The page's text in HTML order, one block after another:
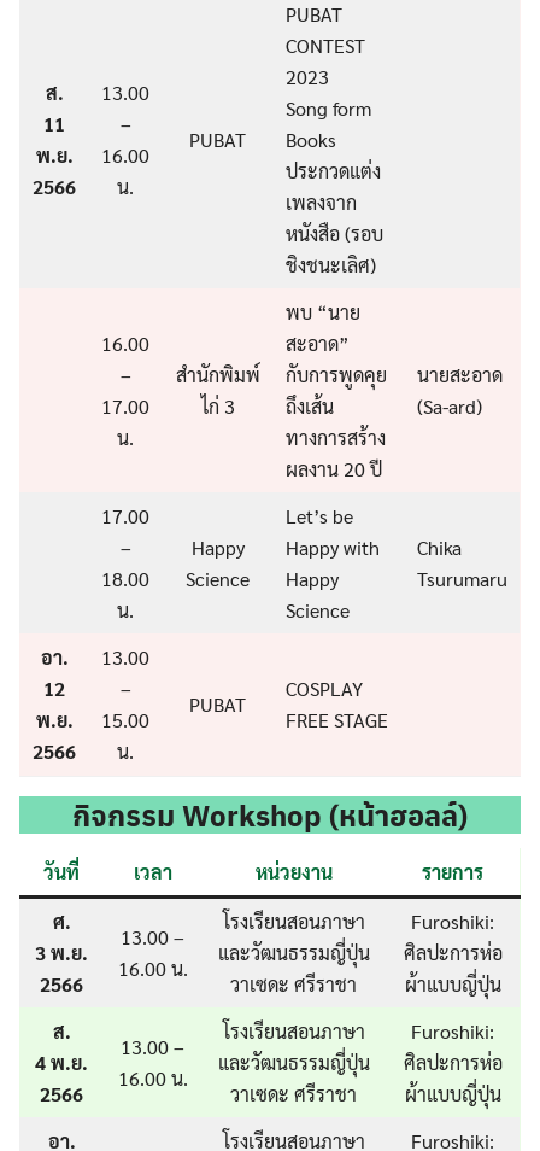
ส.
11
พ.ย.
2566
13.00
–
16.00
น.
PUBAT
PUBAT
CONTEST
2023
Song form
Books
ประกวดแต่ง
เพลงจาก
หนังสือ (รอบ
ชิงชนะเลิศ)
16.00
–
17.00
น.
สำนักพิมพ์
ไก่ 3
พบ “นาย
สะอาด”
กับการพูดคุย
ถึงเส้น
ทางการสร้าง
ผลงาน 20 ปี
นายสะอาด
(Sa-ard)
17.00
–
18.00
น.
Happy
Science
Let’s be
Happy with
Happy
Science
Chika
Tsurumaru
อา.
12
พ.ย.
2566
13.00
–
15.00
น.
PUBAT
COSPLAY
FREE STAGE
กิจกรรม Workshop (หน้าฮอลล์)
วันที่ เวลา หน่วยงาน
รายการ
ศ.
3 พ.ย.
2566
13.00 –
16.00 น.
โรงเรียนสอนภาษา
และวัฒนธรรมญี่ปุ่น
วาเซดะ ศรีราชา
Furoshiki:
ศิลปะการห่อ
ผ้าแบบญี่ปุ่น
ส.
4 พ.ย.
2566
13.00 –
16.00 น.
โรงเรียนสอนภาษา
และวัฒนธรรมญี่ปุ่น
วาเซดะ ศรีราชา
Furoshiki:
ศิลปะการห่อ
ผ้าแบบญี่ปุ่น
อา.
โรงเรียนสอนภาษา Furoshiki: